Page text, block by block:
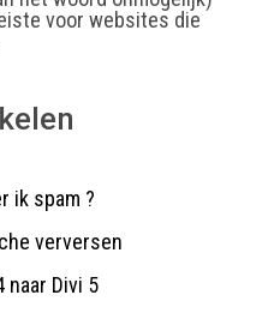
voor websites die
ik spam ?
verversen
naar Divi 5